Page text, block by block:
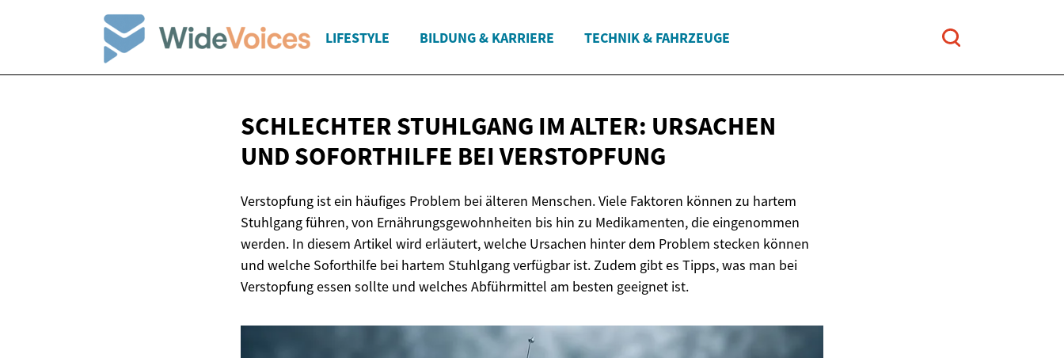
LIFESTYLE BILDUNG & KARRIERE TECHNIK & FAHRZEUGE
SCHLECHTER STUHLGANG IM ALTER: URSACHEN
UND SOFORTHILFE BEI VERSTOPFUNG
Verstopfung ist ein häufiges Problem bei älteren Menschen. Viele Faktoren können zu hartem
Stuhlgang führen, von Ernährungsgewohnheiten bis hin zu Medikamenten, die eingenommen
werden. In diesem Artikel wird erläutert, welche Ursachen hinter dem Problem stecken können
und welche Soforthilfe bei hartem Stuhlgang verfügbar ist. Zudem gibt es Tipps, was man bei
Verstopfung essen sollte und welches Abführmittel am besten geeignet ist.